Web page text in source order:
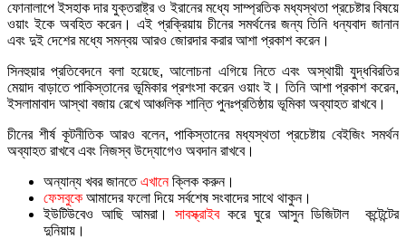
ফোনালাপে ইসহাক দার যুক্তরাষ্ট্র ও ইরানের মধ্যে সাম্প্রতিক মধ্যস্থতা প্রচেষ্টার বিষয়ে
ওয়াং ইকে অবহিত করেন। এই প্রক্রিয়ায় চীনের সমর্থনের জন্য তিনি ধন্যবাদ জানান
এবং দুই দেশের মধ্যে সমন্বয় আরও জোরদার করার আশা প্রকাশ করেন।
সিনহুয়ার প্রতিবেদনে বলা হয়েছে, আলোচনা এগিয়ে নিতে এবং অস্থায়ী যুদ্ধবিরতির
মেয়াদ বাড়াতে পাকিস্তানের ভূমিকার প্রশংসা করেন ওয়াং ই। তিনি আশা প্রকাশ করেন,
ইসলামাবাদ আস্থা বজায় রেখে আঞ্চলিক শান্তি পুনঃপ্রতিষ্ঠায় ভূমিকা অব্যাহত রাখবে।
চীনের শীর্ষ কূটনীতিক আরও বলেন, পাকিস্তানের মধ্যস্থতা প্রচেষ্টায় বেইজিং সমর্থন
অব্যাহত রাখবে এবং নিজস্ব উদ্যোগেও অবদান রাখবে।
অন্যান্য খবর জানতেএখানেক্লিক করুন।
ফেসবুকে আমাদের ফলো দিয়ে সর্বশেষ সংবাদের সাথে থাকুন।
ইউটিউবেও আছি আমরা।
সাবস্ক্রাইবকরে ঘুরে আসুন ডিজিটাল কন্টেন্টের
দুনিয়ায়।